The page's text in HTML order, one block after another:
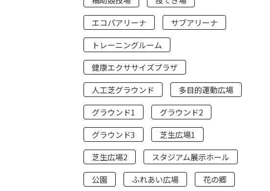
エコパアリーナ
サブアリーナ
トレーニングルーム
健康エクササイズプラザ
人工芝グラウンド
多目的運動広場
グラウンド1
グラウンド2
グラウンド3
芝生広場1
芝生広場2
スタジアム展示ホール
公園
ふれあい広場
花の郷